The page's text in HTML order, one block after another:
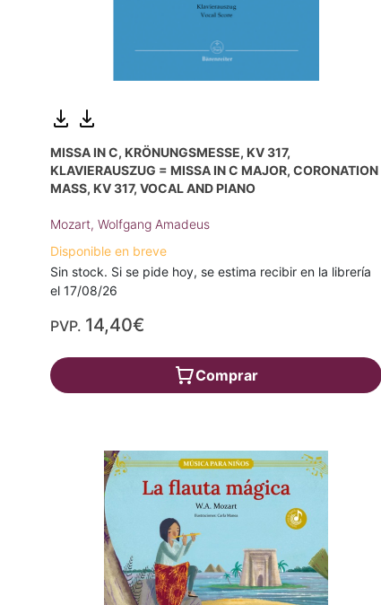
MISSA IN C, KRÖNUNGSMESSE, KV 317,
KLAVIERAUSZUG = MISSA IN C MAJOR, CORONATION
MASS, KV 317, VOCAL AND PIANO
Mozart, Wolfgang Amadeus
Disponible en breve
Sin stock. Si se pide hoy, se estima recibir en la librería
el 17/08/26
PVP. 14,40€
Comprar